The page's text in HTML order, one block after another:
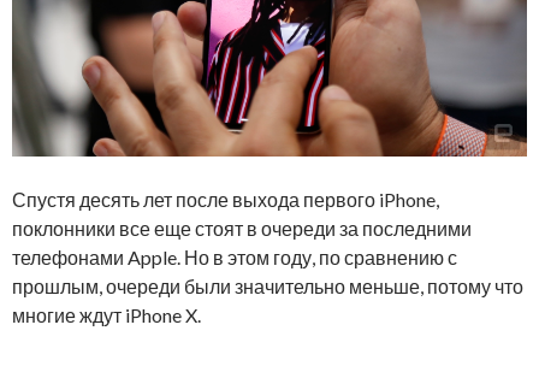
Спустя десять лет после выхода первого iPhone,
поклонники все еще стоят в очереди за последними
телефонами Apple. Но в этом году, по сравнению с
прошлым, очереди были значительно меньше, потому что
многие ждут iPhone X.